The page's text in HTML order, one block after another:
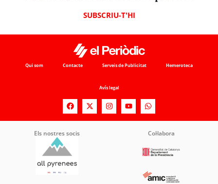
SUBSCRIU-T'HI
Qui som Contacte Serveis de Publicitat Hemeroteca
Avís legal
Els nostres socis Col·labora